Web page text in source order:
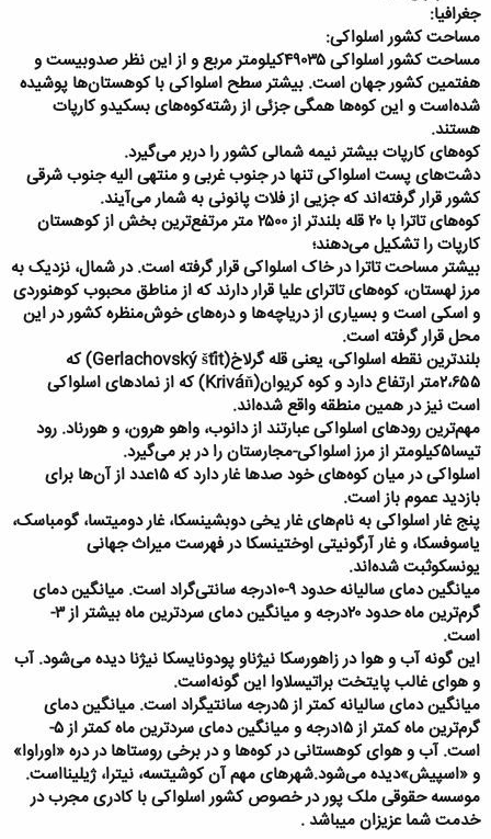
جغرافیا:
مساحت کشور اسلواکی:
مساحت کشور اسلواکی ۴۹۰۳۵کیلومتر مربع و از این نظر صدوبیست و
هفتمین کشور جهان است. بیشتر سطح اسلواکی با کوهستان‌ها پوشیده
شده‌است و این کوه‌ها همگی جزئی از رشته‌کوه‌های بسکیدو کارپات
هستند.
کوه‌های کارپات بیشتر نیمه شمالی کشور را دربر می‌گیرد.
دشت‌های پست اسلواکی تنها در جنوب غربی و منتهی ‌الیه جنوب شرقی
کشور قرار گرفته‌اند که جزیی از فلات پانونی به ‌شمار می‌آیند.
کوه‌های تاترا با ۲۰ قله بلندتر از ۲۵۰۰ متر مرتفع‌ترین بخش از کوهستان
کارپات را تشکیل می‌دهند؛
بیشتر مساحت تاترا در خاک اسلواکی قرار گرفته است. در شمال، نزدیک به
مرز لهستان، کوه‌های تاترای علیا قرار دارند که از مناطق محبوب کوهنوردی
و اسکی است و بسیاری از دریاچه‌ها و دره‌های خوش‌منظره کشور در این
محل قرار گرفته است.
بلندترین نقطه اسلواکی، یعنی قله گرلاخ(Gerlachovský štít) که
۲،۶۵۵متر ارتفاع دارد و کوه کریوان(Kriváň) که از نمادهای اسلواکی
است نیز در همین منطقه واقع شده‌اند.
مهم‌ترین رودهای اسلواکی عبارتند از دانوب، واهو هرون، و هورناد. رود
تیسا۵کیلومتر از مرز اسلواکی-مجارستان را در بر می‌گیرد.
اسلواکی در میان کوه‌های خود صدها غار دارد که ۱۵عدد از آن‌ها برای
بازدید عموم باز است.
پنج غار اسلواکی به نام‌های غار یخی دوبشینسکا، غار دومیتسا، گومباسک،
یاسوفسکا، و غار آرگونیتی اوختینسکا در فهرست میراث جهانی
یونسکوثبت شده‌اند.
میانگین دمای سالیانه حدود ۹-۱۰درجه سانتی‌گراد است. میانگین دمای
گرم‌ترین ماه حدود ۲۰درجه و میانگین دمای سردترین ماه بیشتر از ۳-
است.
این گونه آب و هوا در زاهورسکا نیژناو پودونایسکا نیژنا دیده می‌شود. آب
و هوای غالب پایتخت براتیسلاوا این گونه‌است.
میانگین دمای سالیانه کمتر از ۵درجه سانتیگراد است. میانگین دمای
گرم‌ترین ماه کمتر از ۱۵درجه و میانگین دمای سردترین ماه کمتر از ۵-
است. آب و هوای کوهستانی در کوه‌ها و در برخی روستاها در دره «اوراوا»
و «اسپیش»دیده می‌شود.شهرهای مهم آن کوشیتسه، نیترا، ژیلینااست.
موسسه حقوقی ملک پور در خصوص کشور اسلواکی با کادری مجرب در
خدمت شما عزیزان میباشد .